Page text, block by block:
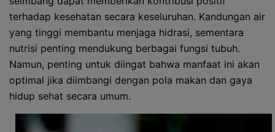
terhadap kesehatan secara keseluruhan. Kandungan air
yang tinggi membantu menjaga hidrasi, sementara
nutrisi penting mendukung berbagai fungsi tubuh.
Namun, penting untuk diingat bahwa manfaat ini akan
optimal jika diimbangi dengan pola makan dan gaya
hidup sehat secara umum.